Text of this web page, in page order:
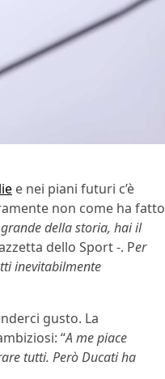
e nei piani futuri c’è
non come ha fatto
della storia, hai il
dello Sport -. Per
inevitabilmente
gusto. La
“A me piace
tutti. Però Ducati ha